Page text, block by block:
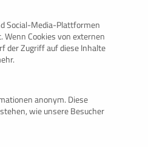
Social-Media-Plattformen
Cookies von externen
der Zugriff auf diese Inhalte
anonym. Diese
wie unsere Besucher